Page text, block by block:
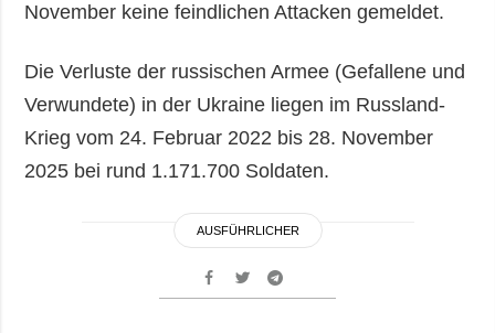
November keine feindlichen Attacken gemeldet.
Die Verluste der russischen Armee (Gefallene und
Verwundete) in der Ukraine liegen im Russland-
Krieg vom 24. Februar 2022 bis 28. November
2025 bei rund 1.171.700 Soldaten.
AUSFÜHRLICHER